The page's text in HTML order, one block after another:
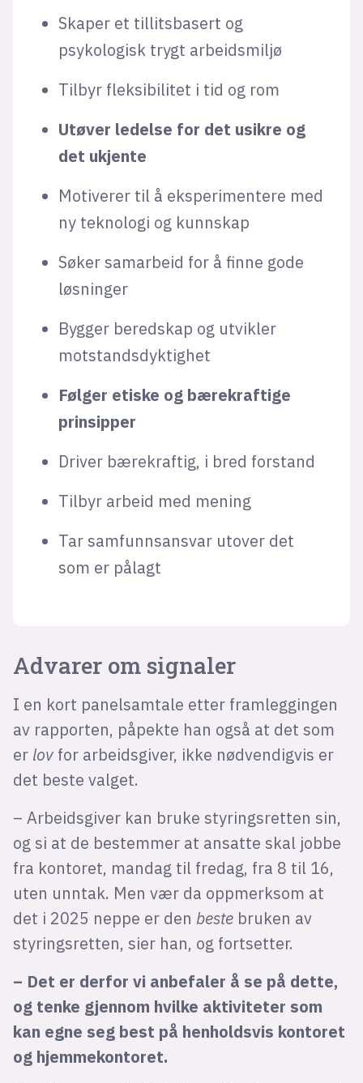
Skaper et tillitsbasert og
psykologisk trygt arbeidsmiljø
Tilbyr fleksibilitet i tid og rom
Utøver ledelse for det usikre og
det ukjente
Motiverer til å eksperimentere med
ny teknologi og kunnskap
Søker samarbeid for å finne gode
løsninger
Bygger beredskap og utvikler
motstandsdyktighet
Følger etiske og bærekraftige
prinsipper
Driver bærekraftig, i bred forstand
Tilbyr arbeid med mening
Tar samfunnsansvar utover det
som er pålagt
Advarer om signaler
I en kort panelsamtale etter framleggingen
av rapporten, påpekte han også at det som
er lov for arbeidsgiver, ikke nødvendigvis er
det beste valget.
– Arbeidsgiver kan bruke styringsretten sin,
og si at de bestemmer at ansatte skal jobbe
fra kontoret, mandag til fredag, fra 8 til 16,
uten unntak. Men vær da oppmerksom at
det i 2025 neppe er den beste bruken av
styringsretten, sier han, og fortsetter.
– Det er derfor vi anbefaler å se på dette,
og tenke gjennom hvilke aktiviteter som
kan egne seg best på henholdsvis kontoret
og hjemmekontoret.